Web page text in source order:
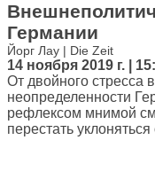
Германии
Йорг Лау | Die Zeit
14 ноября 2019 г. |
От двойного стресса
неопределенности
рефлексом мнимой
перестать